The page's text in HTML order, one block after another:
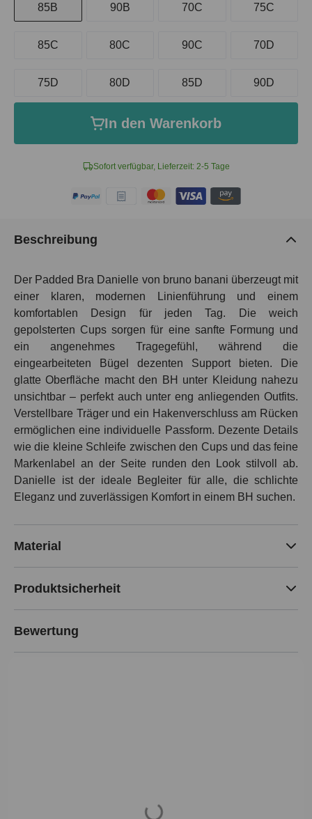
Sofort verfügbar, Lieferzeit: 2-5 Tage
85B 90B 70C 75C
85C 80C 90C 70D
75D 80D 85D 90D
In den Warenkorb
Beschreibung
Der Padded Bra Danielle von bruno banani überzeugt mit
einer klaren, modernen Linienführung und einem
komfortablen Design für jeden Tag. Die weich
gepolsterten Cups sorgen für eine sanfte Formung und
ein angenehmes Tragegefühl, während die
eingearbeiteten Bügel dezenten Support bieten. Die
glatte Oberfläche macht den BH unter Kleidung nahezu
unsichtbar – perfekt auch unter eng anliegenden Outfits.
Verstellbare Träger und ein Hakenverschluss am Rücken
ermöglichen eine individuelle Passform. Dezente Details
wie die kleine Schleife zwischen den Cups und das feine
Markenlabel an der Seite runden den Look stilvoll ab.
Danielle ist der ideale Begleiter für alle, die schlichte
Eleganz und zuverlässigen Komfort in einem BH suchen.
Material
Produktsicherheit
Bewertung